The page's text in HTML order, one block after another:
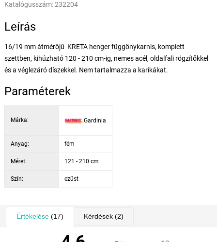
Katalógusszám:232204
Leírás
16/19 mm átmérőjű KRETA henger függönykarnis, komplett
szettben, kihúzható 120 - 210 cm-ig, nemes acél, oldalfali rögzítőkkel
és a véglezáró díszekkel. Nem tartalmazza a karikákat.
Paraméterek
Márka: Gardinia
Anyag: fém
Méret: 121 - 210 cm
Szín: ezüst
Értékelése(17) Kérdések(2)